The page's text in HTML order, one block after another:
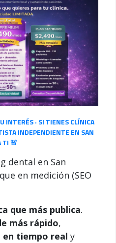
INTERÉS · SI TIENES CLÍNICA
INDEPENDIENTE EN SAN
TI 🚨
dental en San
en medición (SEO
que más publica.
más rápido,
en tiempo real y